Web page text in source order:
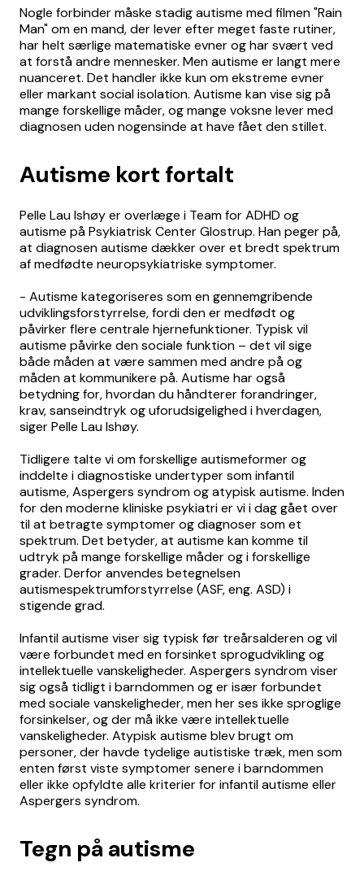
Nogle forbinder måske stadig autisme med filmen "Rain
Man" om en mand, der lever efter meget faste rutiner,
har helt særlige matematiske evner og har svært ved
at forstå andre mennesker. Men autisme er langt mere
nuanceret. Det handler ikke kun om ekstreme evner
eller markant social isolation. Autisme kan vise sig på
mange forskellige måder, og mange voksne lever med
diagnosen uden nogensinde at have fået den stillet.
Autisme kort fortalt
Pelle Lau Ishøy er overlæge i Team for ADHD og
autisme på Psykiatrisk Center Glostrup. Han peger på,
at diagnosen autisme dækker over et bredt spektrum
af medfødte neuropsykiatriske symptomer.
- Autisme kategoriseres som en gennemgribende
udviklingsforstyrrelse, fordi den er medfødt og
påvirker flere centrale hjernefunktioner. Typisk vil
autisme påvirke den sociale funktion – det vil sige
både måden at være sammen med andre på og
måden at kommunikere på. Autisme har også
betydning for, hvordan du håndterer forandringer,
krav, sanseindtryk og uforudsigelighed i hverdagen,
siger Pelle Lau Ishøy.
Tidligere talte vi om forskellige autismeformer og
inddelte i diagnostiske undertyper som infantil
autisme, Aspergers syndrom og atypisk autisme. Inden
for den moderne kliniske psykiatri er vi i dag gået over
til at betragte symptomer og diagnoser som et
spektrum. Det betyder, at autisme kan komme til
udtryk på mange forskellige måder og i forskellige
grader. Derfor anvendes betegnelsen
autismespektrumforstyrrelse (ASF, eng. ASD) i
stigende grad.
Infantil autisme viser sig typisk før treårsalderen og vil
være forbundet med en forsinket sprogudvikling og
intellektuelle vanskeligheder. Aspergers syndrom viser
sig også tidligt i barndommen og er især forbundet
med sociale vanskeligheder, men her ses ikke sproglige
forsinkelser, og der må ikke være intellektuelle
vanskeligheder. Atypisk autisme blev brugt om
personer, der havde tydelige autistiske træk, men som
enten først viste symptomer senere i barndommen
eller ikke opfyldte alle kriterier for infantil autisme eller
Aspergers syndrom.
Tegn på autisme